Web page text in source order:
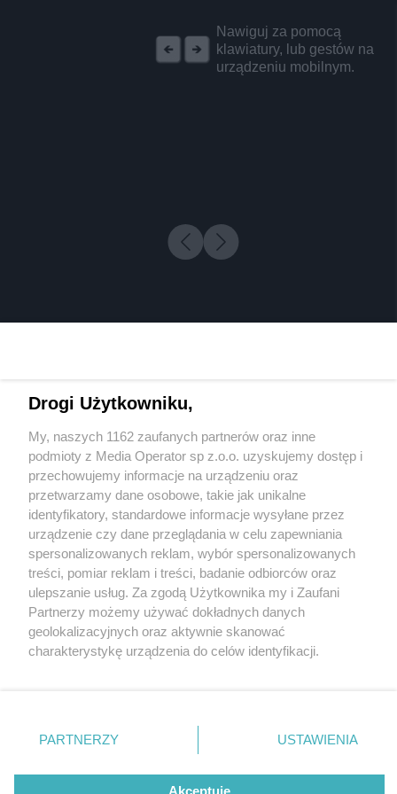
Nawiguj za pomocą
klawiatury, lub gestów na
urządzeniu mobilnym.
1 / 0
Wydawca mediów lokalnych
Nie zapomnij
zapoznać się z:
polityką prywatności regulamin korzystania z portali
Twojemiasto
Piekary Śląskie
Chorzów
Tarnowskie Góry
Gliwice
Skontakuj sięz nami
Kontakt
Wydawca
Redakcja
Drogi Użytkowniku,
My, naszych 1162 zaufanych partnerów oraz inne
podmioty z Media Operator sp z.o.o. uzyskujemy dostęp i
przechowujemy informacje na urządzeniu oraz
przetwarzamy dane osobowe, takie jak unikalne
identyfikatory, standardowe informacje wysyłane przez
urządzenie czy dane przeglądania w celu zapewniania
spersonalizowanych reklam, wybór spersonalizowanych
treści, pomiar reklam i treści, badanie odbiorców oraz
ulepszanie usług. Za zgodą Użytkownika my i Zaufani
Partnerzy możemy używać dokładnych danych
geolokalizacyjnych oraz aktywnie skanować
charakterystykę urządzenia do celów identyfikacji.
zmienić/wycofać klikając przycisk ustawień prywatności
znajdujący się w lewym dolnym rogu strony
rodzaje przetwarzania danych nie wymagają zgody
użytkownika, ale masz prawo sprzeciwić się takiemu
PARTNERZY USTAWIENIA
Akceptuję